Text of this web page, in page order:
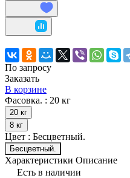
По запросу
Заказать
В корзине
Фасовка. : 20 кг
20 кг
8 кг
Цвет : Бесцветный.
Бесцветный.
Характеристики Описание
Есть в наличии